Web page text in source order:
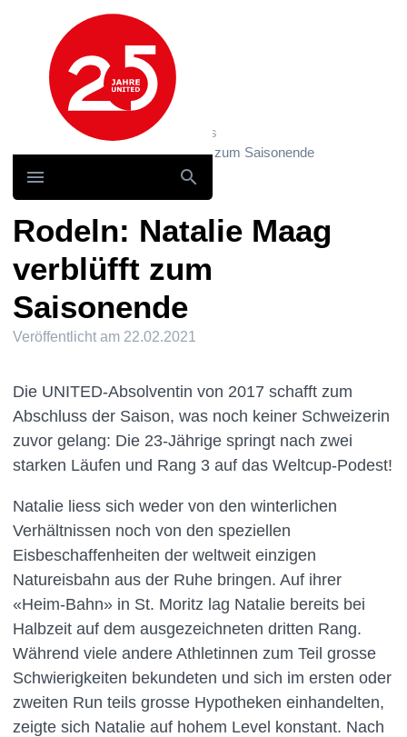
Hauptnavigation
News und Storys / News
Rodeln: Natalie Maag verblüfft zum Saisonende
Rodeln: Natalie Maag
verblüfft zum
Saisonende
Veröffentlicht am 22.02.2021
Die UNITED-Absolventin von 2017 schafft zum
Abschluss der Saison, was noch keiner Schweizerin
zuvor gelang: Die 23-Jährige springt nach zwei
starken Läufen und Rang 3 auf das Weltcup-Podest!
Natalie liess sich weder von den winterlichen
Verhältnissen noch von den speziellen
Eisbeschaffenheiten der weltweit einzigen
Natureisbahn aus der Ruhe bringen. Auf ihrer
«Heim-Bahn» in St. Moritz lag Natalie bereits bei
Halbzeit auf dem ausgezeichneten dritten Rang.
Während viele andere Athletinnen zum Teil grosse
Schwierigkeiten bekundeten und sich im ersten oder
zweiten Run teils grosse Hypotheken einhandelten,
zeigte sich Natalie auf hohem Level konstant. Nach